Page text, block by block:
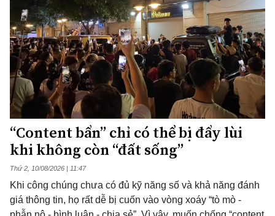
“Content bẩn” chỉ có thể bị đẩy lùi
khi không còn “đất sống”
Thứ 2, 10/08/2026 | 11:47
Khi công chúng chưa có đủ kỹ năng số và khả năng đánh
giá thông tin, họ rất dễ bị cuốn vào vòng xoáy “tò mò -